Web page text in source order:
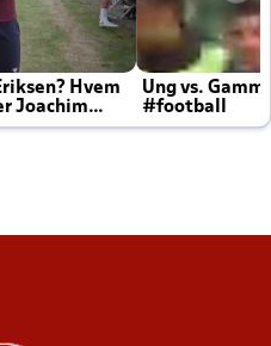
Hvem
Joachim
Ung vs.
#football